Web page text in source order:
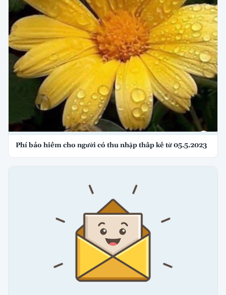
Phí bảo hiểm cho người có thu nhập thấp kể từ 05.5.2023